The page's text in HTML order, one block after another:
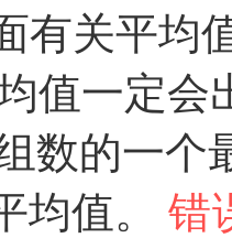
有关平均
值一定会
数的一个
均值。 错